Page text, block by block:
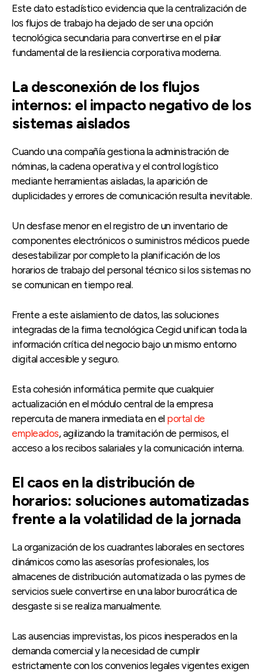
Este dato estadístico evidencia que la centralización de
los flujos de trabajo ha dejado de ser una opción
tecnológica secundaria para convertirse en el pilar
fundamental de la resiliencia corporativa moderna.
La desconexión de los flujos
internos: el impacto negativo de los
sistemas aislados
Cuando una compañía gestiona la administración de
nóminas, la cadena operativa y el control logístico
mediante herramientas aisladas, la aparición de
duplicidades y errores de comunicación resulta inevitable.
Un desfase menor en el registro de un inventario de
componentes electrónicos o suministros médicos puede
desestabilizar por completo la planificación de los
horarios de trabajo del personal técnico si los sistemas no
se comunican en tiempo real.
Frente a este aislamiento de datos, las soluciones
integradas de la firma tecnológica Cegid unifican toda la
información crítica del negocio bajo un mismo entorno
digital accesible y seguro.
Esta cohesión informática permite que cualquier
actualización en el módulo central de la empresa
repercuta de manera inmediata en el portal de
empleados, agilizando la tramitación de permisos, el
acceso a los recibos salariales y la comunicación interna.
El caos en la distribución de
horarios: soluciones automatizadas
frente a la volatilidad de la jornada
La organización de los cuadrantes laborales en sectores
dinámicos como las asesorías profesionales, los
almacenes de distribución automatizada o las pymes de
servicios suele convertirse en una labor burocrática de
desgaste si se realiza manualmente.
Las ausencias imprevistas, los picos inesperados en la
demanda comercial y la necesidad de cumplir
estrictamente con los convenios legales vigentes exigen